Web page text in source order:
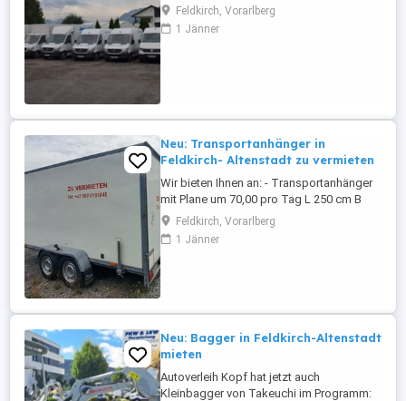
verleihen: PKWs Transporter Bagger &
Dumper Anhänger Hüpfburgen für Events
& Kinderfeste Mit fairen Preisen, flexiblen
Feldkirch, Vorarlberg
1 Jänner
Neu: Transportanhänger in
Feldkirch- Altenstadt zu vermieten
Wir bieten Ihnen an: - Transportanhänger
mit Plane um 70,00 pro Tag L 250 cm B
125 cm H 150 cm Eigengewicht: 242 kg
Nutzlast: 1.058 kg (zul. Ges.-Gew. 1.300
kg) - Transportanhänger Koffer um 120,00
Feldkirch, Vorarlberg
1 Jänner
Neu: Bagger in Feldkirch-Altenstadt
mieten
Autoverleih Kopf hat jetzt auch
Kleinbagger von Takeuchi im Programm: